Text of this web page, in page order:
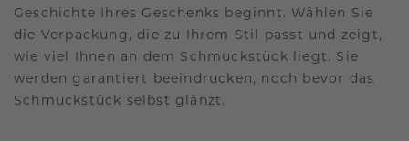
Geschichte Ihres Geschenks beginnt. Wählen Sie
die Verpackung, die zu Ihrem Stil passt und zeigt,
wie viel Ihnen an dem Schmuckstück liegt. Sie
werden garantiert beeindrucken, noch bevor das
Schmuckstück selbst glänzt.